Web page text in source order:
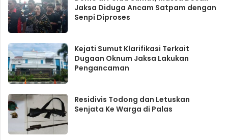
Jaksa Diduga Ancam Satpam dengan
Senpi Diproses
Kejati Sumut Klarifikasi Terkait
Dugaan Oknum Jaksa Lakukan
Pengancaman
Residivis Todong dan Letuskan
Senjata Ke Warga di Palas